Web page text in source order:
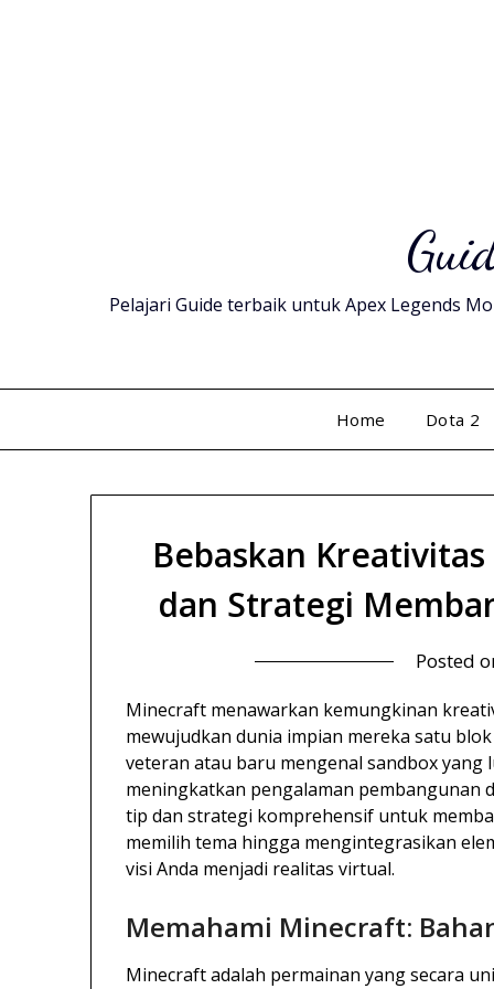
Pelajari Guide terbaik untuk Apex Legends
Home Dota 2
Bebaskan
dan Strategi
Posted
Minecraft menawarkan kemungkinan
mewujudkan dunia impian mereka satu
veteran atau baru mengenal sandbox
meningkatkan pengalaman pembangunan
tip dan strategi komprehensif untuk
memilih tema hingga mengintegrasikan
visi Anda menjadi realitas virtual.
Memahami Minecraft:
Minecraft adalah permainan yang secara